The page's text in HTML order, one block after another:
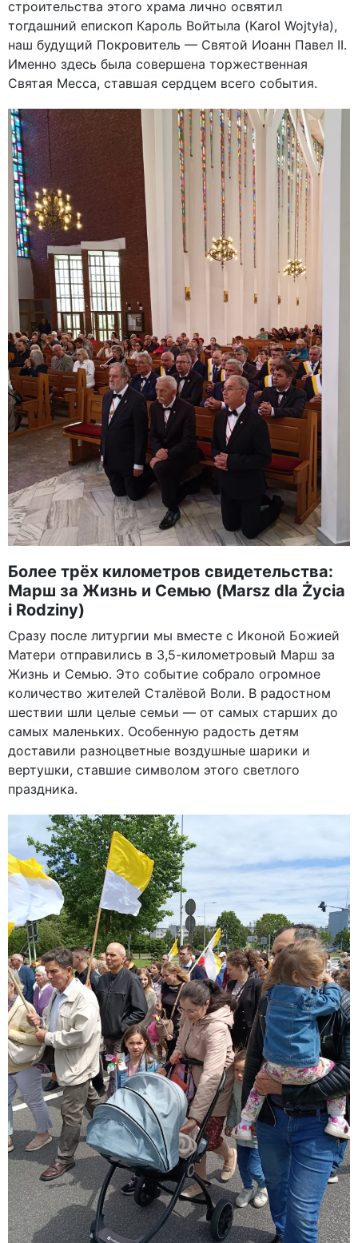
строительства этого храма лично освятил
тогдашний епископ Кароль Войтыла (Karol Wojtyła),
наш будущий Покровитель — Святой Иоанн Павел II.
Именно здесь была совершена торжественная
Святая Месса, ставшая сердцем всего события.
Более трёх километров свидетельства:
Марш за Жизнь и Семью (Marsz dla Życia
i Rodziny)
Сразу после литургии мы вместе с Иконой Божией
Матери отправились в 3,5-километровый Марш за
Жизнь и Семью. Это событие собрало огромное
количество жителей Сталёвой Воли. В радостном
шествии шли целые семьи — от самых старших до
самых маленьких. Особенную радость детям
доставили разноцветные воздушные шарики и
вертушки, ставшие символом этого светлого
праздника.